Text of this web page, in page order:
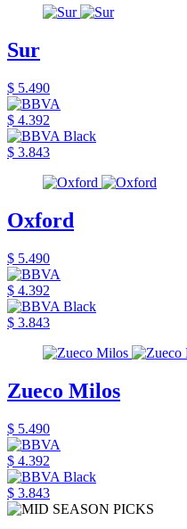
Sur
$ 5.490
$ 4.392
$ 3.843
Oxford
$ 5.490
$ 4.392
$ 3.843
Zueco Milos
$ 5.490
$ 4.392
$ 3.843